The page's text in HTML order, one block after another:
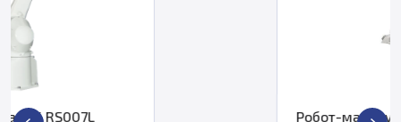
Робот-манипулятор ABB IRB 1660